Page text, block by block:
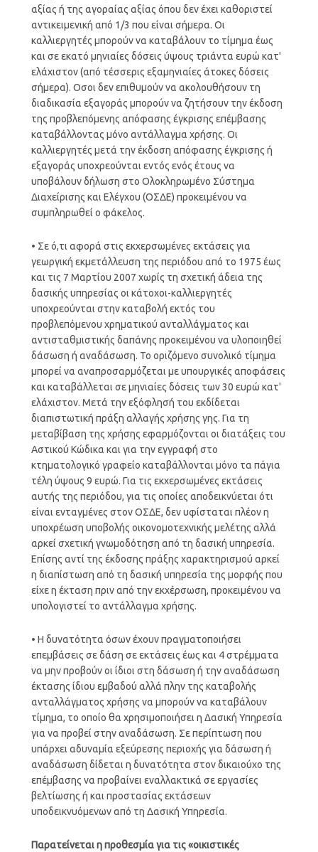
αξίας ή της αγοραίας αξίας όπου δεν έχει καθοριστεί
αντικειμενική από 1/3 που είναι σήμερα. Οι
καλλιεργητές μπορούν να καταβάλουν το τίμημα έως
και σε εκατό μηνιαίες δόσεις ύψους τριάντα ευρώ κατ'
ελάχιστον (από τέσσερις εξαμηνιαίες άτοκες δόσεις
σήμερα). Οσοι δεν επιθυμούν να ακολουθήσουν τη
διαδικασία εξαγοράς μπορούν να ζητήσουν την έκδοση
της προβλεπόμενης απόφασης έγκρισης επέμβασης
καταβάλλοντας μόνο αντάλλαγμα χρήσης. Οι
καλλιεργητές μετά την έκδοση απόφασης έγκρισης ή
εξαγοράς υποχρεούνται εντός ενός έτους να
υποβάλουν δήλωση στο Ολοκληρωμένο Σύστημα
Διαχείρισης και Ελέγχου (ΟΣΔΕ) προκειμένου να
συμπληρωθεί ο φάκελος.
• Σε ό,τι αφορά στις εκχερσωμένες εκτάσεις για
γεωργική εκμετάλλευση της περιόδου από το 1975 έως
και τις 7 Μαρτίου 2007 χωρίς τη σχετική άδεια της
δασικής υπηρεσίας οι κάτοχοι-καλλιεργητές
υποχρεούνται στην καταβολή εκτός του
προβλεπόμενου χρηματικού ανταλλάγματος και
αντισταθμιστικής δαπάνης προκειμένου να υλοποιηθεί
δάσωση ή αναδάσωση. Το οριζόμενο συνολικό τίμημα
μπορεί να αναπροσαρμόζεται με υπουργικές αποφάσεις
και καταβάλλεται σε μηνιαίες δόσεις των 30 ευρώ κατ'
ελάχιστον. Μετά την εξόφλησή του εκδίδεται
διαπιστωτική πράξη αλλαγής χρήσης γης. Για τη
μεταβίβαση της χρήσης εφαρμόζονται οι διατάξεις του
Αστικού Κώδικα και για την εγγραφή στο
κτηματολογικό γραφείο καταβάλλονται μόνο τα πάγια
τέλη ύψους 9 ευρώ. Για τις εκχερσωμένες εκτάσεις
αυτής της περιόδου, για τις οποίες αποδεικνύεται ότι
είναι ενταγμένες στον ΟΣΔΕ, δεν υφίσταται πλέον η
υποχρέωση υποβολής οικονομοτεχνικής μελέτης αλλά
αρκεί σχετική γνωμοδότηση από τη δασική υπηρεσία.
Επίσης αντί της έκδοσης πράξης χαρακτηρισμού αρκεί
η διαπίστωση από τη δασική υπηρεσία της μορφής που
είχε η έκταση πριν από την εκχέρσωση, προκειμένου να
υπολογιστεί το αντάλλαγμα χρήσης.
• Η δυνατότητα όσων έχουν πραγματοποιήσει
επεμβάσεις σε δάση σε εκτάσεις έως και 4 στρέμματα
να μην προβούν οι ίδιοι στη δάσωση ή την αναδάσωση
έκτασης ίδιου εμβαδού αλλά πλην της καταβολής
ανταλλάγματος χρήσης να μπορούν να καταβάλουν
τίμημα, το οποίο θα χρησιμοποιήσει η Δασική Υπηρεσία
για να προβεί στην αναδάσωση. Σε περίπτωση που
υπάρχει αδυναμία εξεύρεσης περιοχής για δάσωση ή
αναδάσωση δίδεται η δυνατότητα στον δικαιούχο της
επέμβασης να προβαίνει εναλλακτικά σε εργασίες
βελτίωσης ή και προστασίας εκτάσεων
υποδεικνυόμενων από τη Δασική Υπηρεσία.
Παρατείνεται η προθεσμία για τις «οικιστικές